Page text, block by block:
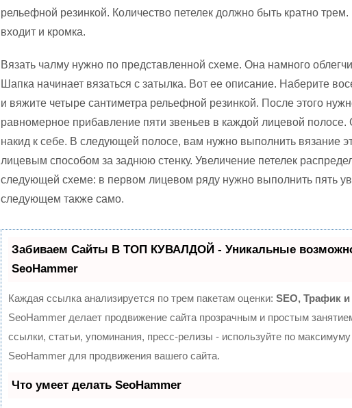
рельефной резинкой. Количество петелек должно быть кратно трем.
входит и кромка.
Вязать чалму нужно по представленной схеме. Она намного
Шапка начинает вязаться с затылка. Вот ее описание. Наберите
и вяжите четыре сантиметра рельефной резинкой. После этого
равномерное прибавление пяти звеньев в каждой лицевой полосе.
накид к себе. В следующей полосе, вам нужно выполнить вязание
лицевым способом за заднюю стенку. Увеличение петелек
следующей схеме: в первом лицевом ряду нужно выполнить пять
следующем также само.
Забиваем Сайты В ТОП КУВАЛДОЙ - Уникальные
SeoHammer
Каждая ссылка анализируется по трем пакетам оценки: SEO, Трафик и
SeoHammer делает продвижение сайта прозрачным и простым
ссылки, статьи, упоминания, пресс-релизы - используйте по
SeoHammer для продвижения вашего сайта.
Что умеет делать SeoHammer